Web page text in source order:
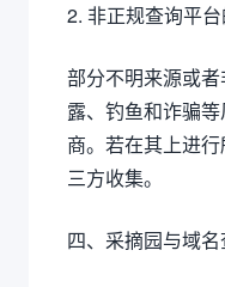
2. 非正规查询平
部分不明来源或
露、钓鱼和诈骗
商。若在其上进
三方收集。
四、采摘园与域